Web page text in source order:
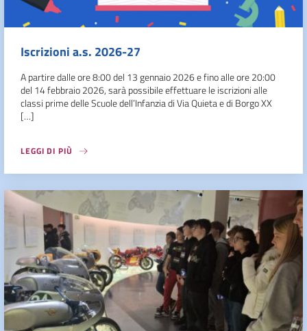
Iscrizioni a.s. 2026-27
A partire dalle ore 8:00 del 13 gennaio 2026 e fino alle ore 20:00
del 14 febbraio 2026, sarà possibile effettuare le iscrizioni alle
classi prime delle Scuole dell’Infanzia di Via Quieta e di Borgo XX
[…]
LEGGI DI PIÙ